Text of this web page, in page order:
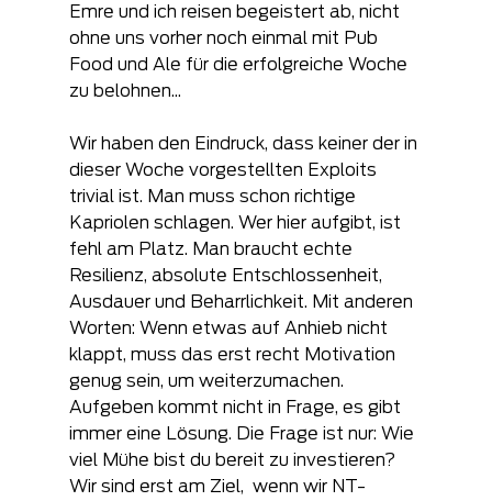
Emre und ich reisen begeistert ab, nicht
ohne uns vorher noch einmal mit Pub
Food und Ale für die erfolgreiche Woche
zu belohnen...
Wir haben den Eindruck, dass keiner der in
dieser Woche vorgestellten Exploits
trivial ist. Man muss schon richtige
Kapriolen schlagen. Wer hier aufgibt, ist
fehl am Platz. Man braucht echte
Resilienz, absolute Entschlossenheit,
Ausdauer und Beharrlichkeit. Mit anderen
Worten: Wenn etwas auf Anhieb nicht
klappt, muss das erst recht Motivation
genug sein, um weiterzumachen.
Aufgeben kommt nicht in Frage, es gibt
immer eine Lösung. Die Frage ist nur: Wie
viel Mühe bist du bereit zu investieren?
Wir sind erst am Ziel,  wenn wir NT-